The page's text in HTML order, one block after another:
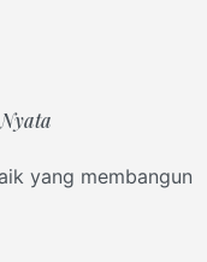
yang membangun